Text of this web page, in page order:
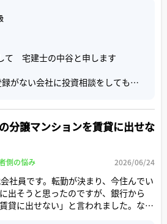
スとは、認知バイアスもその1つで
ては、自分が信じたい考えを裏付
、反証するような事実は無視する
ティブな情報（近くに物流センタ
て 宅建士の中谷と申します
がない会社に投資相談をしても大
交通省が定める登録制度に基づい
いかはあくまで任意です。
会社だからといって不動産投資の
か、投資を一任することができな
問業として登録されたら安心なの
分譲マンションを賃貸に出せな
側の悩み 2026/06/24
社員です。転勤が決まり、今住んでい
出そうと思ったのですが、銀行から
貸に出せない」と言われました。なぜ